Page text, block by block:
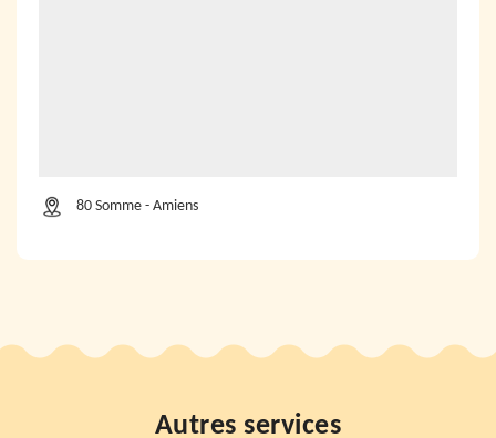
80 Somme - Amiens
Autres services